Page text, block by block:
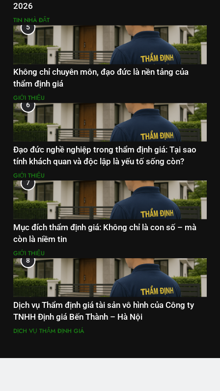
2026
TIN NHÀ ĐẤT
5
Không chỉ chuyên môn, đạo đức là nền tảng của
thẩm định giá
GIỚI THIỆU
6
Đạo đức nghề nghiệp trong thẩm định giá: Tại sao
tính khách quan và độc lập là yếu tố sống còn?
GIỚI THIỆU
7
Mục đích thẩm định giá: Không chỉ là con số – mà
còn là niềm tin
GIỚI THIỆU
8
Dịch vụ Thẩm định giá tài sản vô hình của Công ty
TNHH Định giá Bến Thành – Hà Nội
DỊCH VỤ THẨM ĐỊNH GIÁ